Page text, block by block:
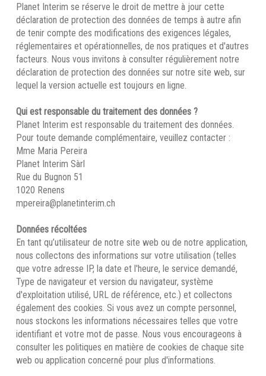
Planet Interim se réserve le droit de mettre à jour cette
déclaration de protection des données de temps à autre afin
de tenir compte des modifications des exigences légales,
réglementaires et opérationnelles, de nos pratiques et d'autres
facteurs. Nous vous invitons à consulter régulièrement notre
déclaration de protection des données sur notre site web, sur
lequel la version actuelle est toujours en ligne.
Qui est responsable du traitement des données ?
Planet Interim est responsable du traitement des données.
Pour toute demande complémentaire, veuillez contacter :
Mme Maria Pereira
Planet Interim Sàrl
Rue du Bugnon 51
1020 Renens
mpereira@planetinterim.ch
Données récoltées
En tant qu’utilisateur de notre site web ou de notre application,
nous collectons des informations sur votre utilisation (telles
que votre adresse IP, la date et l'heure, le service demandé,
Type de navigateur et version du navigateur, système
d'exploitation utilisé, URL de référence, etc.) et collectons
également des cookies. Si vous avez un compte personnel,
nous stockons les informations nécessaires telles que votre
identifiant et votre mot de passe. Nous vous encourageons à
consulter les politiques en matière de cookies de chaque site
web ou application concerné pour plus d'informations.